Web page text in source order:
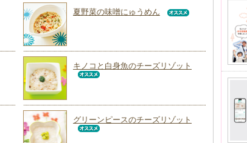
夏野菜の味噌にゅうめん
キノコと白身魚のチーズリゾット
グリーンピースのチーズリゾット